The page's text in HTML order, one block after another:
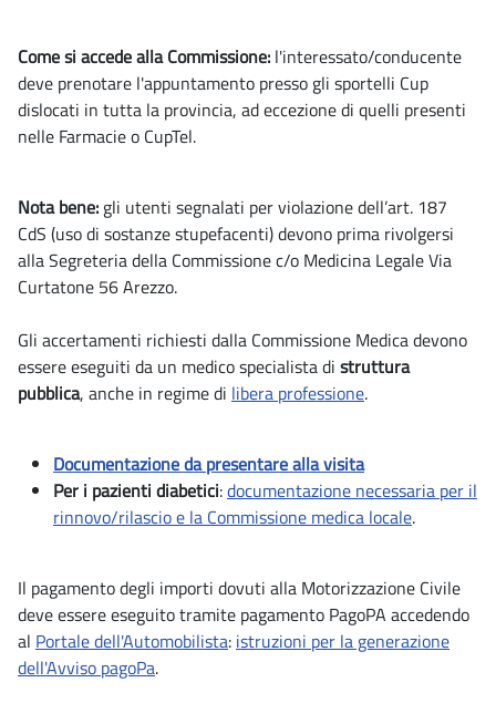
Come si accede alla Commissione: l'interessato/conducente
deve prenotare l'appuntamento presso gli sportelli Cup
dislocati in tutta la provincia, ad eccezione di quelli presenti
nelle Farmacie o CupTel.
Nota bene: gli utenti segnalati per violazione dell’art. 187
CdS (uso di sostanze stupefacenti) devono prima rivolgersi
alla Segreteria della Commissione c/o Medicina Legale Via
Curtatone 56 Arezzo.
Gli accertamenti richiesti dalla Commissione Medica devono
essere eseguiti da un medico specialista di struttura
pubblica, anche in regime di libera professione.
Documentazione da presentare alla visita
Per i pazienti diabetici:documentazione necessaria per il
rinnovo/rilascio e la Commissione medica locale.
Il pagamento degli importi dovuti alla Motorizzazione Civile
deve essere eseguito tramite pagamento PagoPA accedendo
al Portale dell'Automobilista: istruzioni per la generazione
dell'Avviso pagoPa.